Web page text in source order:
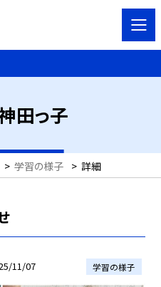
田っ子
> 学習の様子 > 詳細
11/07 学習の様子